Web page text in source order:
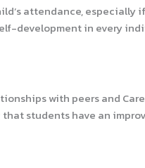
attendance, especially
development in every
with peers and Care
students have an